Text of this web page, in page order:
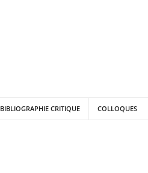
BIBLIOGRAPHIE CRITIQUE COLLOQUES